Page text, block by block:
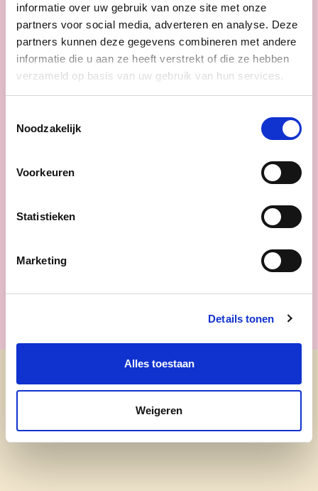
informatie over uw gebruik van onze site met onze
partners voor social media, adverteren en analyse. Deze
partners kunnen deze gegevens combineren met andere
informatie die u aan ze heeft verstrekt of die ze hebben
verzameld op basis van uw gebruik van hun services.
Noodzakelijk
Voorkeuren
Statistieken
Marketing
Details tonen
Alles toestaan
Weigeren
let's go!
Previous
cd&v Meise